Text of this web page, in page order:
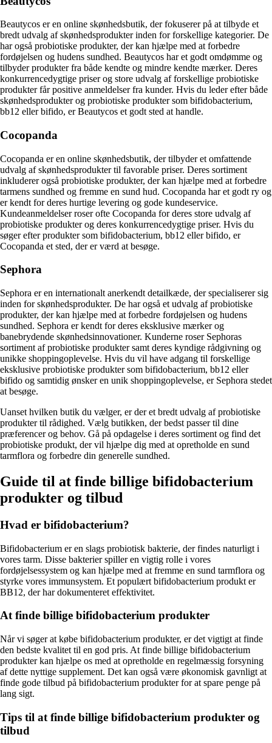
Beautycos er en online skønhedsbutik, der fokuserer på at tilbyde et
bredt udvalg af skønhedsprodukter inden for forskellige kategorier. De
har også probiotiske produkter, der kan hjælpe med at forbedre
fordøjelsen og hudens sundhed. Beautycos har et godt omdømme og
tilbyder produkter fra både kendte og mindre kendte mærker. Deres
konkurrencedygtige priser og store udvalg af forskellige probiotiske
produkter får positive anmeldelser fra kunder. Hvis du leder efter både
skønhedsprodukter og probiotiske produkter som bifidobacterium,
bb12 eller bifido, er Beautycos et godt sted at handle.
Cocopanda
Cocopanda er en online skønhedsbutik, der tilbyder et omfattende
udvalg af skønhedsprodukter til favorable priser. Deres sortiment
inkluderer også probiotiske produkter, der kan hjælpe med at forbedre
tarmens sundhed og fremme en sund hud. Cocopanda har et godt ry og
er kendt for deres hurtige levering og gode kundeservice.
Kundeanmeldelser roser ofte Cocopanda for deres store udvalg af
probiotiske produkter og deres konkurrencedygtige priser. Hvis du
søger efter produkter som bifidobacterium, bb12 eller bifido, er
Cocopanda et sted, der er værd at besøge.
Sephora
Sephora er en internationalt anerkendt detailkæde, der specialiserer sig
inden for skønhedsprodukter. De har også et udvalg af probiotiske
produkter, der kan hjælpe med at forbedre fordøjelsen og hudens
sundhed. Sephora er kendt for deres eksklusive mærker og
banebrydende skønhedsinnovationer. Kunderne roser Sephoras
sortiment af probiotiske produkter samt deres kyndige rådgivning og
unikke shoppingoplevelse. Hvis du vil have adgang til forskellige
eksklusive probiotiske produkter som bifidobacterium, bb12 eller
bifido og samtidig ønsker en unik shoppingoplevelse, er Sephora stedet
at besøge.
Uanset hvilken butik du vælger, er der et bredt udvalg af probiotiske
produkter til rådighed. Vælg butikken, der bedst passer til dine
præferencer og behov. Gå på opdagelse i deres sortiment og find det
probiotiske produkt, der vil hjælpe dig med at opretholde en sund
tarmflora og forbedre din generelle sundhed.
Guide til at finde billige bifidobacterium
produkter og tilbud
Hvad er bifidobacterium?
Bifidobacterium er en slags probiotisk bakterie, der findes naturligt i
vores tarm. Disse bakterier spiller en vigtig rolle i vores
fordøjelsessystem og kan hjælpe med at fremme en sund tarmflora og
styrke vores immunsystem. Et populært bifidobacterium produkt er
BB12, der har dokumenteret effektivitet.
At finde billige bifidobacterium produkter
Når vi søger at købe bifidobacterium produkter, er det vigtigt at finde
den bedste kvalitet til en god pris. At finde billige bifidobacterium
produkter kan hjælpe os med at opretholde en regelmæssig forsyning
af dette nyttige supplement. Det kan også være økonomisk gavnligt at
finde gode tilbud på bifidobacterium produkter for at spare penge på
lang sigt.
Tips til at finde billige bifidobacterium produkter og
tilbud